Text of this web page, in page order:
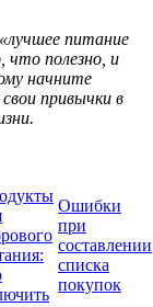
питание
что полезно, и
начните
привычки в
Ошибки
при
составлении
списка
покупок